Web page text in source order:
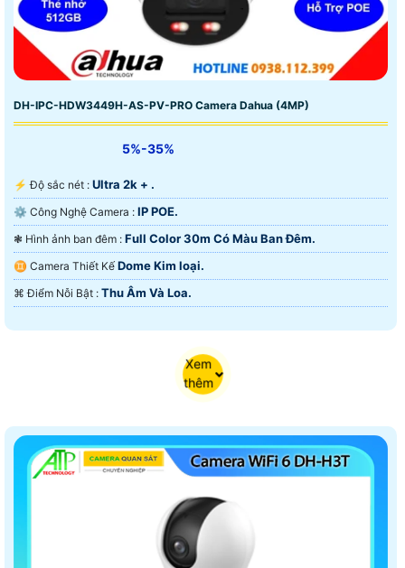
DH-IPC-HDW3449H-AS-PV-PRO Camera Dahua (4MP)
5%-35%
️⚡ Độ sắc nét : Ultra 2k + .
⚙ Công Nghệ Camera : IP POE.
❃ Hình ảnh ban đêm : Full Color 30m Có Màu Ban Ðêm.
♊ Camera Thiết Kế Dome Kim loại.
️⌘ Điểm Nỗi Bật : Thu Âm Và Loa.
Xem
thêm